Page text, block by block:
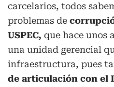
carcelarios, todos
problemas de
USPEC, que hace unos
una unidad gerencial
infraestructura, pues
de articulación con el